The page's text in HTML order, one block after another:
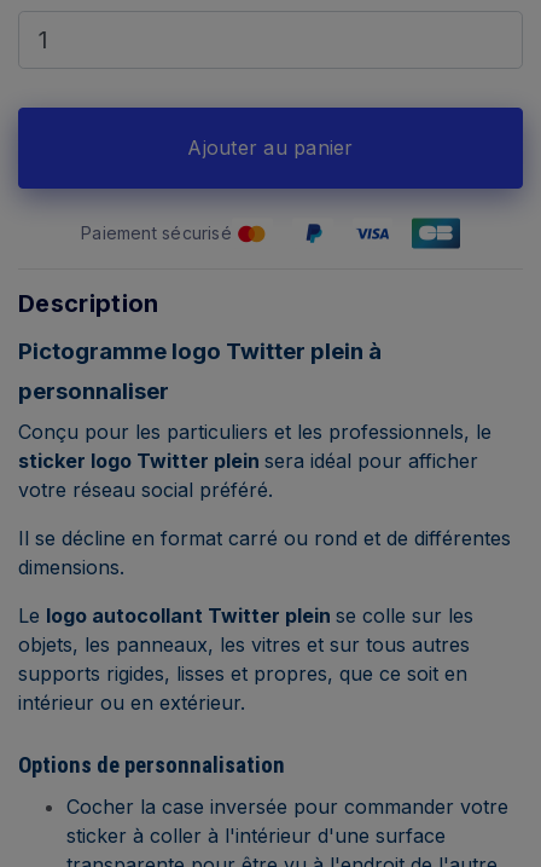
Ajouter au panier
Paiement sécurisé
Description
Pictogramme logo Twitter plein à
personnaliser
Conçu pour les particuliers et les professionnels, le
sticker logo Twitter plein sera idéal pour afficher
votre réseau social préféré.
Il se décline en format carré ou rond et de différentes
dimensions.
Le logo autocollant Twitter plein se colle sur les
objets, les panneaux, les vitres et sur tous autres
supports rigides, lisses et propres, que ce soit en
intérieur ou en extérieur.
Options de personnalisation
Cocher la case inversée pour commander votre
sticker à coller à l'intérieur d'une surface